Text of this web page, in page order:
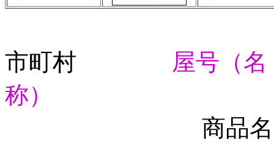
市町村 屋号（名
称）
商品名